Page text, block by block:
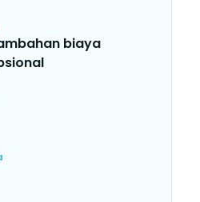
biaya